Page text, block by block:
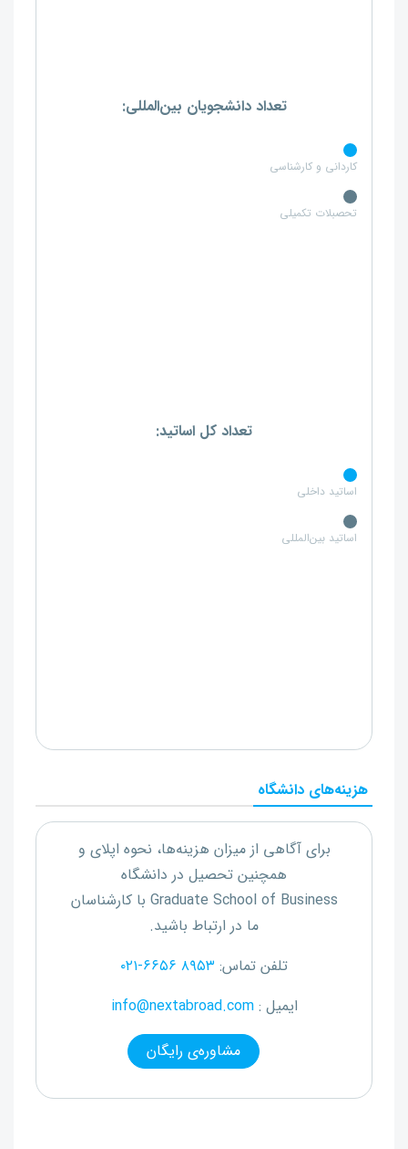
تعداد دانشجویان بین‌المللی:
کاردانی و کارشناسی
تحصبلات تکمیلی
تعداد کل اساتید:
اساتید داخلی
اساتید بین‌المللی
هزینه‌های دانشگاه
برای آگاهی از میزان هزینه‌ها، نحوه اپلای و
همچنین تحصیل در دانشگاه
Graduate School of Businessبا کارشناسان
ما در ارتباط باشید.
تلفن تماس:۰۲۱-۶۶۵۶ ۸۹۵۳
ایمیل : info@nextabroad.com
مشاوره‌ی رایگان